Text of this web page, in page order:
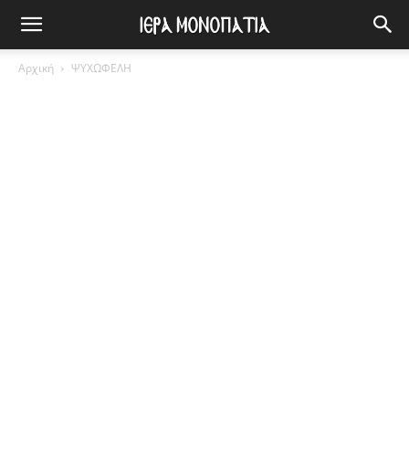
Αρχική ΨΥΧΩΦΕΛΗ